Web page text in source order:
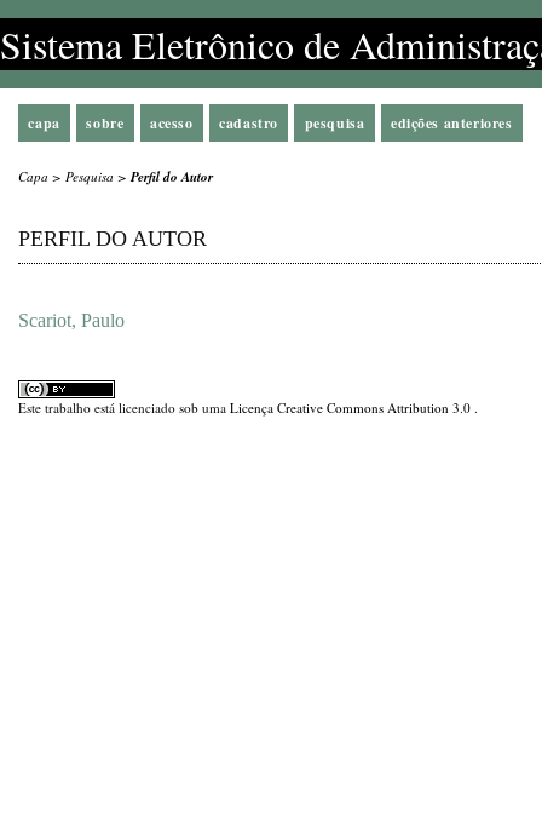
Sistema Eletrônico de
capa sobre acesso cadastro pesquisa edições anteriores
Capa > Pesquisa >Perfil do Autor
PERFIL DO AUTOR
Scariot, Paulo
Este trabalho está licenciado sob uma Licença Creative Commons Attribution 3.0 .